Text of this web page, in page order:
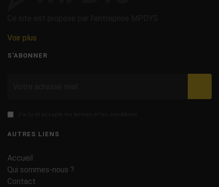
Voir plus
S'ABONNER
AUTRES LIENS
Accueil
Qui sommes-nous ?
Contact